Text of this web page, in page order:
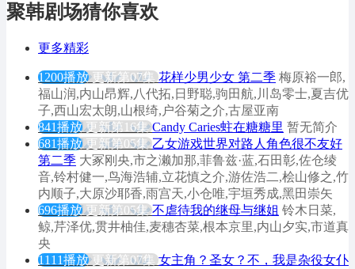
聚韩剧场猜你喜欢
更多精彩
1200播放 更新第07集 花样少男少女 第二季 梅原裕一郎,
福山润,内山昂辉,八代拓,日野聪,驹田航,川岛零士,夏吉优
子,西山宏太朗,山根绮,户谷菊之介,古屋亚南
841播放 更新第16集 Candy Caries蛀在糖糖里 暂无简介
681播放 更新第05集 乙女游戏世界对路人角色很不友好
第二季 大冢刚央,市之濑加那,菲鲁兹·蓝,石田彰,佐仓绫
音,铃村健一,鸟海浩辅,立花慎之介,游佐浩二,桧山修之,竹
内顺子,大原沙耶香,雨宫天,小仓唯,宇垣秀成,黑田崇矢
696播放 更新第05集 不虐待我的继母与继姐 铃木日菜,
鲸,芹泽优,贯井柚佳,麦穗杏菜,根本京里,内山夕实,市道真
央
1111播放 更新第07集 女主角？圣女？不，我是杂役女仆